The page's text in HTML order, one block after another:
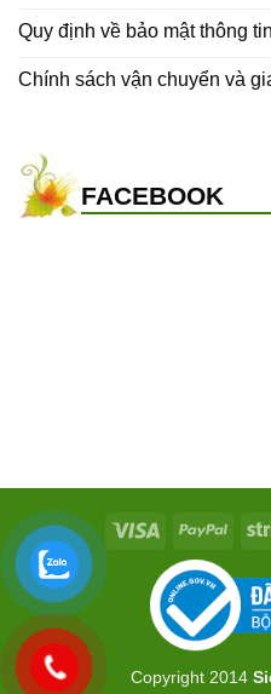
Quy định về bảo mật thông tin
Chính sách vận chuyển và
FACEBOOK
Copyright 2014